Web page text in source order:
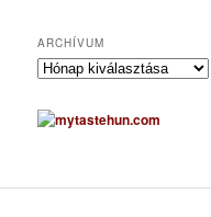
ARCHÍVUM
A
c
h
u